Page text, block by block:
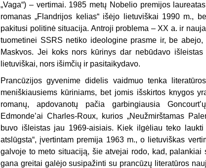
„Vaga“) – vertimai. 1985 metų Nobelio premijos
romanas „Flandrijos kelias“ išėjo lietuviškai 1990 m.,
pakitusi politinė situacija. Antroji problema – XX a. ir
tuometinei SSRS netiko ideologine prasme ir, be
Maskvos. Jei koks nors kūrinys dar nebūdavo
lietuviškai, nors išimčių ir pasitaikydavo.
Prancūzijos gyvenime didelis vaidmuo tenka
meniškiausiems kūriniams, bet jomis išskirtos knygos
romanų, apdovanotų pačia garbingiausia
Edmondeʼai Charles-Roux, kurios „Neužmirštamas
buvo išleistas jau 1969-aisiais. Kiek ilgėliau teko
atslūgsta“, įvertintam premija 1963 m., o lietuviškas
galvoje to meto situaciją, šie atvejai rodo, kad, palankiai
gana greitai galėjo susipažinti su prancūzų literatūros